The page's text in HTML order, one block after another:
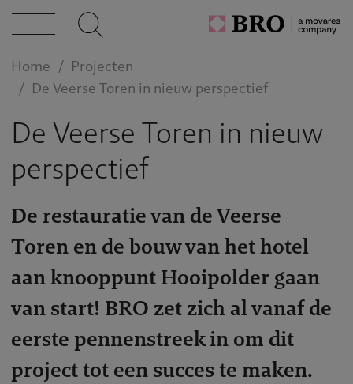
bij
Home
Projecten
De Veerse Toren in nieuw perspectief
De Veerse Toren in nieuw
perspectief
De restauratie van de Veerse
Toren en de bouw van het hotel
aan knooppunt Hooipolder gaan
van start! BRO zet zich al vanaf de
eerste pennenstreek in om dit
project tot een succes te maken.